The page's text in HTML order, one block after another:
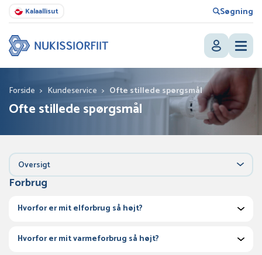
Kalaallisut Søgning
Forside > Kundeservice > Ofte stillede spørgsmål
Ofte stillede spørgsmål
Oversigt
Forbrug
Hvorfor er mit elforbrug så højt?
Hvorfor er mit varmeforbrug så højt?